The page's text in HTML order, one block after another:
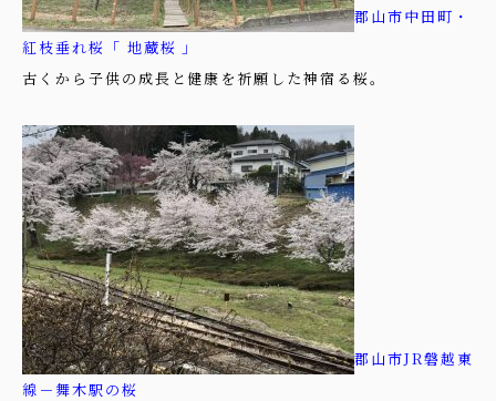
郡山市中田町・
紅枝垂れ桜「 地蔵桜 」
古くから子供の成長と健康を祈願した神宿る桜。
郡山市JR磐越東
線－舞木駅の桜